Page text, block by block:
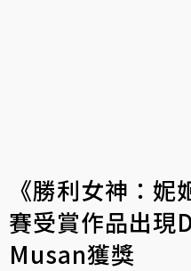
《勝利女神：
賽受賞作品出現
Musan獲獎